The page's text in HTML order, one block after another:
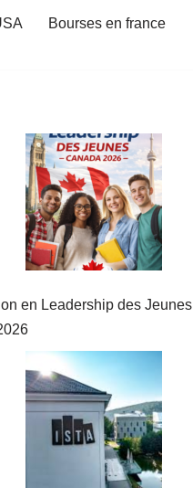
Bourses en france
en Leadership des